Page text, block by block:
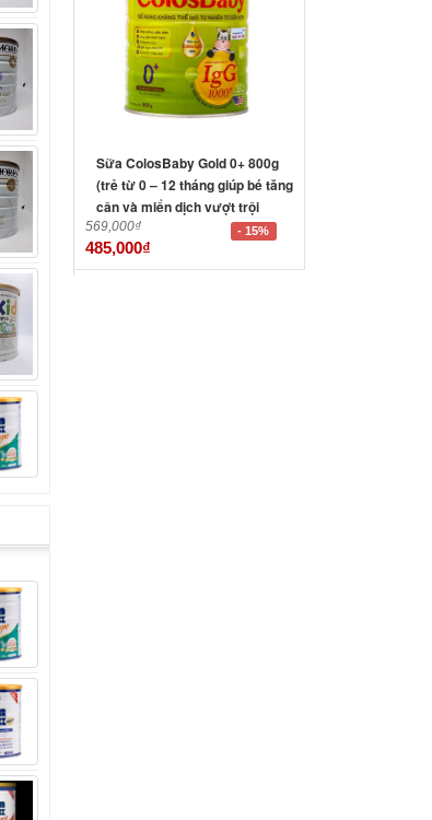
Sữa ColosBaby Gold 0+ 800g
(trẻ từ 0 – 12 tháng giúp bé tăng
cân và miển dịch vượt trội
569,000₫
485,000₫
- 15%